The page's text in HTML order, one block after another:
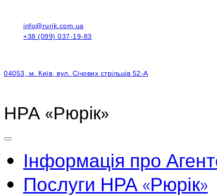
info@rurik.com.ua
+38 (099) 037-19-83
04053, м. Київ, вул. Січових стрільців 52-А
НРА «Рюрік»
Інформація про
Послуги НРА «Рюрік»